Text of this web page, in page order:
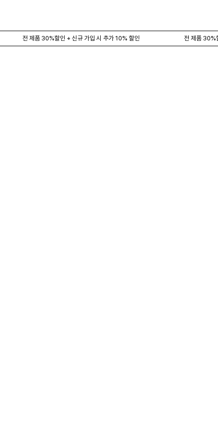
전 제품 30%할인 + 신규 가입 시 추가 10% 할인 전 제품 30%